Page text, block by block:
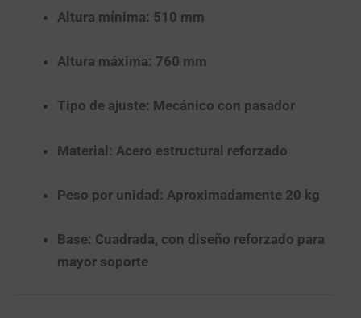
Altura mínima: 510 mm
Altura máxima: 760 mm
Tipo de ajuste: Mecánico con pasador
Material: Acero estructural reforzado
Peso por unidad: Aproximadamente 20 kg
Base: Cuadrada, con diseño reforzado para
mayor soporte